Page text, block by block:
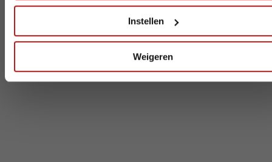
Instellen
Weigeren
Heeft u hulp nodig bij het kiezen van de juiste
sanitair unit of heeft u een oplossing op maat